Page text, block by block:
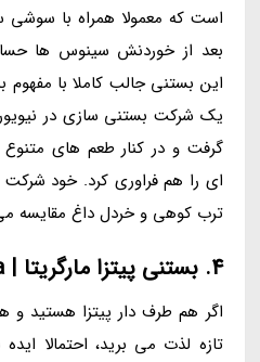
است که معمولا همراه با سوشی
بعد از خوردنش سینوس ها
این بستنی جالب کاملا با
یک شرکت بستنی سازی در
گرفت و در کنار طعم های متنوع
ای را هم فراوری کرد. خود شرکت
ترب کوهی و خردل داغ مقایسه
4. بستنی پیتزا مارگریتا | Margherita pizza
اگر هم طرف دار پیتزا هستید
تازه لذت می برید، احتمالا ایده